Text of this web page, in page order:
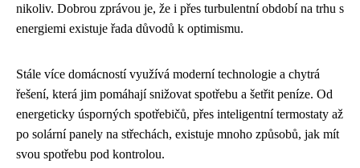
nikoliv. Dobrou zprávou je, že i přes turbulentní období na trhu s
energiemi existuje řada důvodů k optimismu.
Stále více domácností využívá moderní technologie a chytrá
řešení, která jim pomáhají snižovat spotřebu a šetřit peníze. Od
energeticky úsporných spotřebičů, přes inteligentní termostaty až
po solární panely na střechách, existuje mnoho způsobů, jak mít
svou spotřebu pod kontrolou.